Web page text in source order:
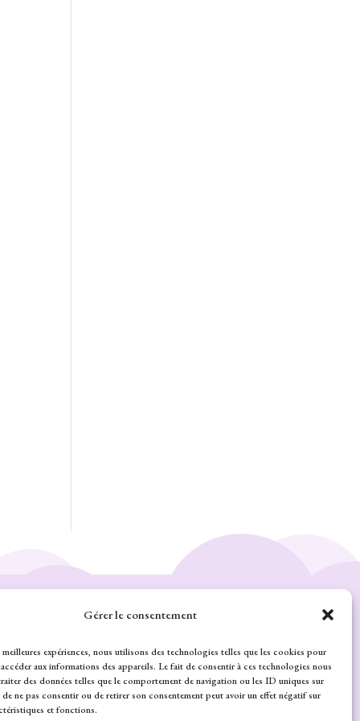
Gérer le consentement
expériences, nous utilisons des technologies telles que les cookies pour
aux informations des appareils. Le fait de consentir à ces technologies nous
des données telles que le comportement de navigation ou les ID uniques sur
ne pas consentir ou de retirer son consentement peut avoir un effet négatif sur
et fonctions.